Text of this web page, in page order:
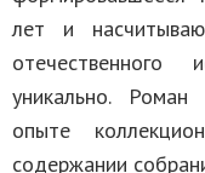
лет и
отечественного
уникально.
опыте
содержании